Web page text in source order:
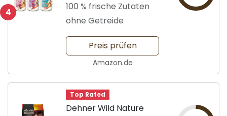
4
100 % frische Zutaten
ohne Getreide
Preis prüfen
Amazon.de
Top Rated
Dehner Wild Nature